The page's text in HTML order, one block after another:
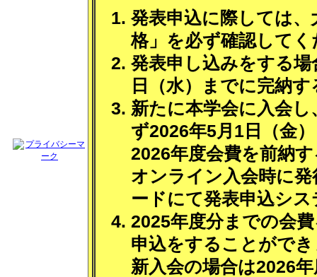
発表申込に際しては
格」を必ず確認してく
発表申し込みをする
日（水）までに完納
新たに本学会に入会
ず2026年5月1日（金
2026年度会費を前納
オンライン入会時に
ードにて発表申込シ
2025年度分までの会
申込をすることがで
新入会の場合は2026